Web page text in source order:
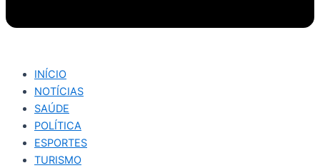
INÍCIO
NOTÍCIAS
SAÚDE
POLÍTICA
ESPORTES
TURISMO